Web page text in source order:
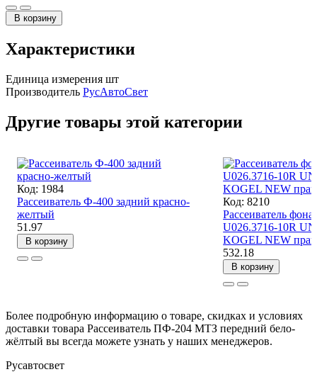
В корзину
Характеристики
Единица измерения шт
Производитель РусАвтоСвет
Другие товары этой категории
Код: 1984
Рассеиватель Ф-400 задний красно-
желтый
51.97
В корзину
Код: 8210
Рассеиватель
U026.3716-10R
KOGEL NEW
532.18
В корзину
Более подробную информацию о товаре, скидках и условиях
доставки товара Рассеиватель ПФ-204 МТЗ передний бело-
жёлтый вы всегда можете узнать у наших менеджеров.
Русавтосвет